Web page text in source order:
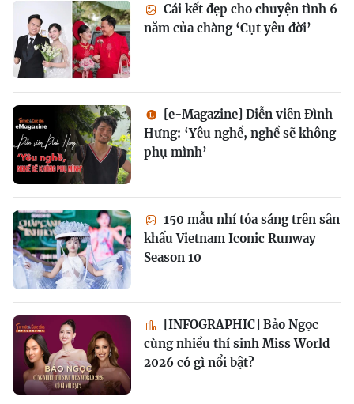
Cái kết đẹp cho chuyện tình 6
năm của chàng ‘Cụt yêu đời’
[e-Magazine] Diễn viên Đình
Hưng: ‘Yêu nghề, nghề sẽ không
phụ mình’
150 mẫu nhí tỏa sáng trên sân
khấu Vietnam Iconic Runway
Season 10
[INFOGRAPHIC] Bảo Ngọc
cùng nhiều thí sinh Miss World
2026 có gì nổi bật?